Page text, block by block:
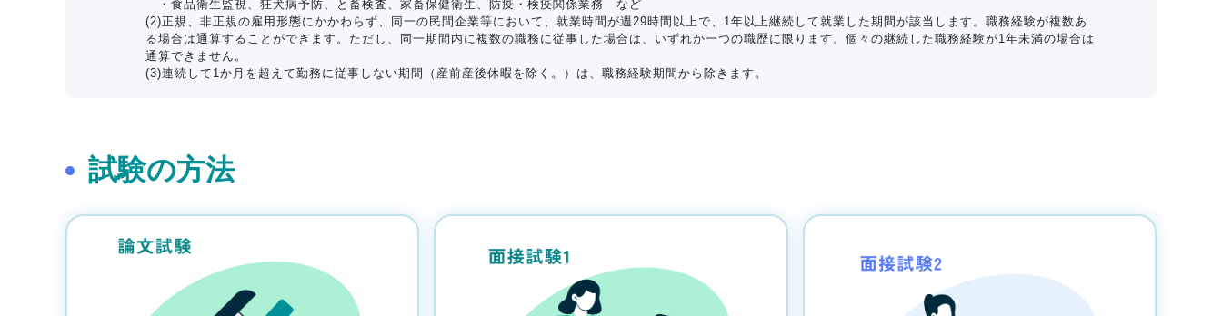
・食品衛生監視、狂犬病予防、と畜検査、家畜保健衛生、防疫・検疫関係業務 など
(2)正規、非正規の雇用形態にかかわらず、同一の民間企業等において、就業時間が週29時間以上で、1年以上継続して就業した期間が該当します。職務経験が複数あ
る場合は通算することができます。ただし、同一期間内に複数の職務に従事した場合は、いずれか一つの職歴に限ります。個々の継続した職務経験が1年未満の場合は
通算できません。
(3)連続して1か月を超えて勤務に従事しない期間（産前産後休暇を除く。）は、職務経験期間から除きます。
試験の方法